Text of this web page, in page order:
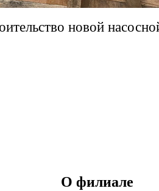
новой
О филиале